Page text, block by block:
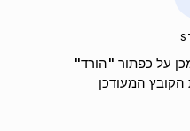
על כפתור "הורד"